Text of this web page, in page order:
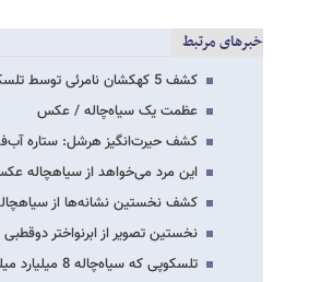
خبرهای مرتبط
کشف 5 کهکشان نامرئی توسط تلسکوپ فضایی هرشل / عکس
عظمت یک سیاه‌چاله / عکس
کشف حیرت‌انگیز هرشل: ستاره
این مرد می‌خواهد از سیاهچاله
کشف نخستین نشانه‌ها از سیاه‎چاله‌های میان‎وزن
نخستین تصویر از ابرنواختر
تلسکوپی که سیاه‌چاله 8 میلیارد میلیارد میلیارد میلیارد کیلوگرمی کهکشان ما را کشف…